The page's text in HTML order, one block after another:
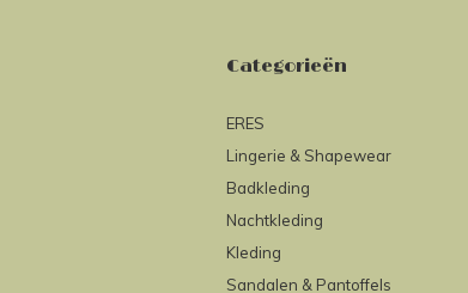
Categorieën
ERES
Lingerie & Shapewear
Badkleding
Nachtkleding
Kleding
Sandalen & Pantoffels